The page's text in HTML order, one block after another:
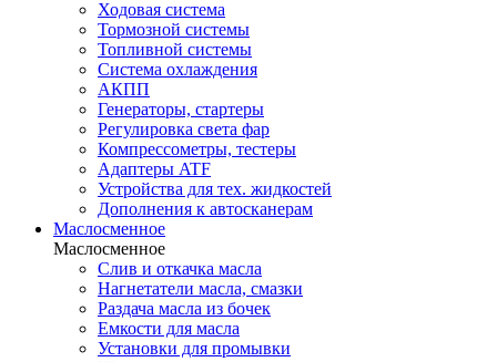
Ходовая система
Тормозной системы
Топливной системы
Система охлаждения
АКПП
Генераторы, стартеры
Регулировка света фар
Компрессометры, тестеры
Адаптеры ATF
Устройства для тех. жидкостей
Дополнения к автосканерам
Маслосменное
Маслосменное
Слив и откачка масла
Нагнетатели масла, смазки
Раздача масла из бочек
Емкости для масла
Установки для промывки